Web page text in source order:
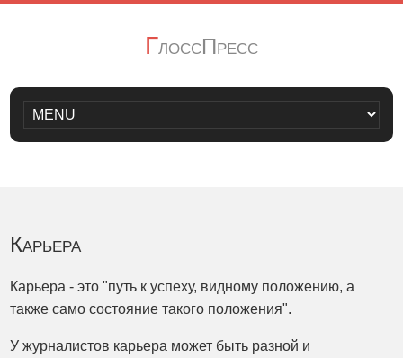
ГлоссПресс
Карьера
Карьера - это "путь к успеху, видному положению, а
также само состояние такого положения".
У журналистов карьера может быть разной и